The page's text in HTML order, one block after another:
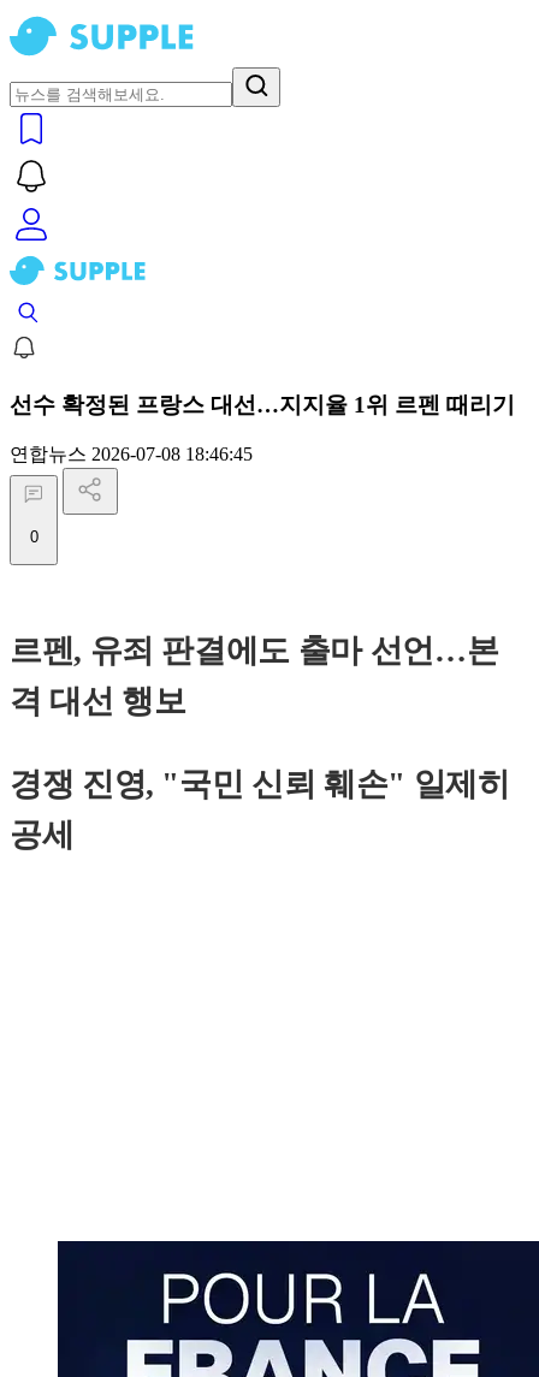
선수 확정된 프랑스 대선…지지율 1위 르펜 때리기
연합뉴스 2026-07-08 18:46:45
0
르펜, 유죄 판결에도 출마 선언…본
격 대선 행보
경쟁 진영, "국민 신뢰 훼손" 일제히
공세